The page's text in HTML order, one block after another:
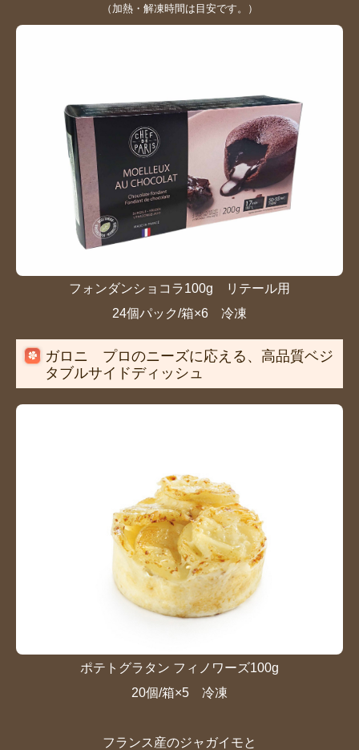
（加熱・解凍時間は目安です。）
フォンダンショコラ100g リテール用
24個パック/箱×6 冷凍
ガロニ プロのニーズに応える、高品質ベジ
タブルサイドディッシュ
ポテトグラタン フィノワーズ100g
20個/箱×5 冷凍
フランス産のジャガイモと